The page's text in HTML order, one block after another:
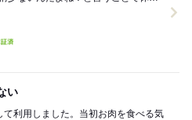
い
利用しました。当初お肉を食べる気